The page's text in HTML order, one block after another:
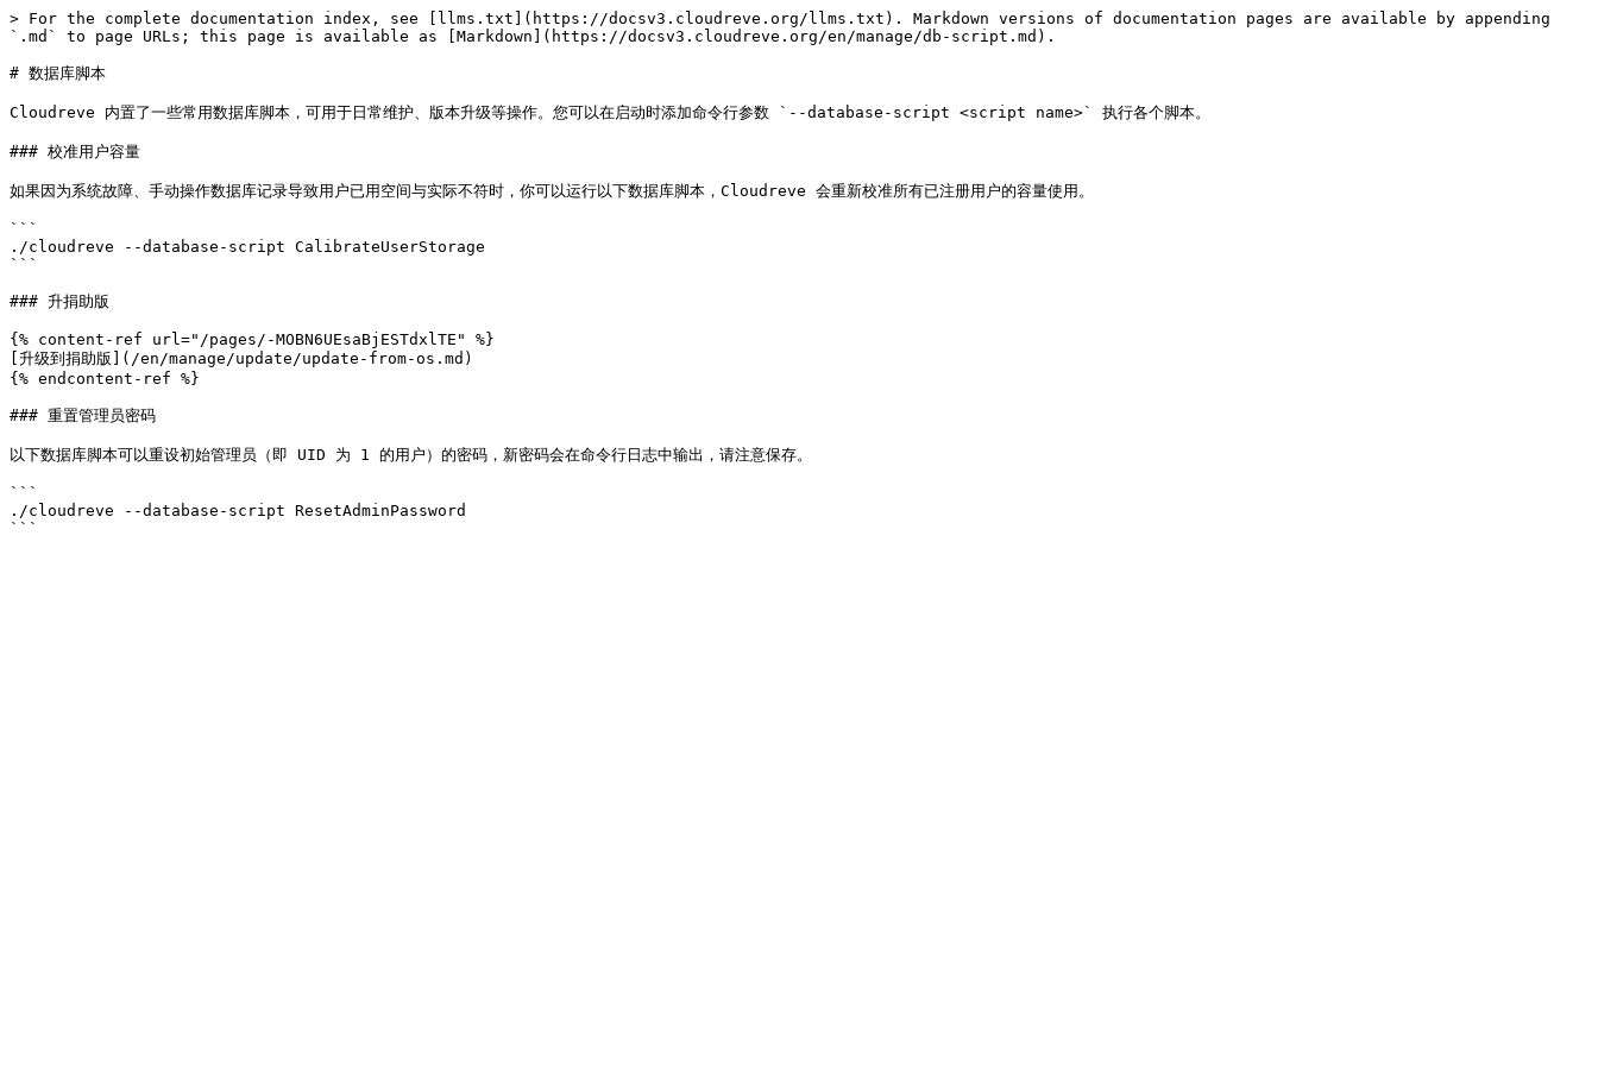
> For the complete documentation index, see [llms.txt](https://docsv3.cloudreve.org/llms.txt). Markdown versions of documentation pages are available by appending
`.md` to page URLs; this page is available as [Markdown](https://docsv3.cloudreve.org/en/manage/db-script.md).
# 数据库脚本
Cloudreve 内置了一些常用数据库脚本，可用于日常维护、版本升级等操作。您可以在启动时添加命令行参数 `--database-script <script name>` 执行各个脚本。
### 校准用户容量
如果因为系统故障、手动操作数据库记录导致用户已用空间与实际不符时，你可以运行以下数据库脚本，Cloudreve 会重新校准所有已注册用户的容量使用。
```
./cloudreve --database-script CalibrateUserStorage
```
### 升捐助版
{% content-ref url="/pages/-MOBN6UEsaBjESTdxlTE" %}
[升级到捐助版](/en/manage/update/update-from-os.md)
{% endcontent-ref %}
### 重置管理员密码
以下数据库脚本可以重设初始管理员（即 UID 为 1 的用户）的密码，新密码会在命令行日志中输出，请注意保存。
```
./cloudreve --database-script ResetAdminPassword